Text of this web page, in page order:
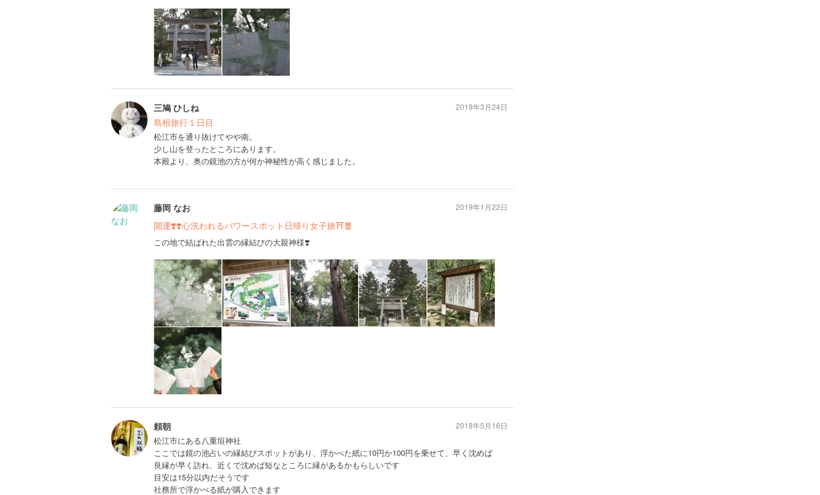
三鳩 ひしね
島根旅行１日目
松江市を通り抜けてやや南。
少し山を登ったところにあります。
本殿より、奥の鏡池の方が何か神秘性が高く感じました。
2019年3月24日
藤岡 なお
開運❣️❣️心洗われるパワースポット日帰り女子旅⛩🧧
この地で結ばれた出雲の縁結びの大親神様❣️
2019年1月22日
頼朝
松江市にある八重垣神社
ここでは鏡の池占いの縁結びスポットがあり、浮かべた紙に10円か100円を乗せて、早く沈めば
良縁が早く訪れ、近くで沈めば短なところに縁があるかもらしいです
目安は15分以内だそうです
社務所で浮かべる紙が購入できます
2018年5月16日